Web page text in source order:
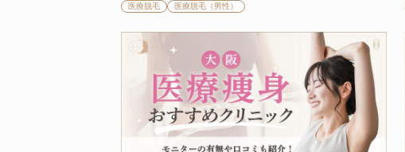
医療脱毛 医療脱毛（男性）